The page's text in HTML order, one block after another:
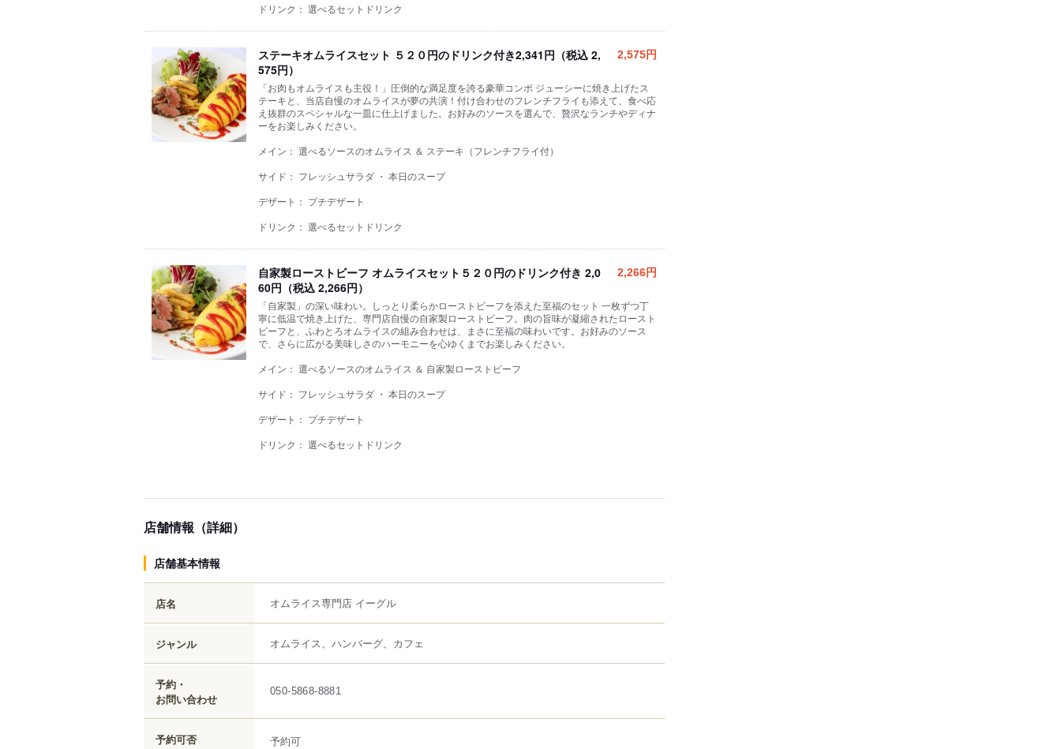
ドリンク： 選べるセットドリンク
ステーキオムライスセット ５２０円のドリンク付き2,341円（税込 2,
575円）
2,575円
「お肉もオムライスも主役！」圧倒的な満足度を誇る豪華コンボ ジューシーに焼き上げたス
テーキと、当店自慢のオムライスが夢の共演！付け合わせのフレンチフライも添えて、食べ応
え抜群のスペシャルな一皿に仕上げました。お好みのソースを選んで、贅沢なランチやディナ
ーをお楽しみください。
メイン： 選べるソースのオムライス ＆ ステーキ（フレンチフライ付）
サイド： フレッシュサラダ ・ 本日のスープ
デザート： プチデザート
ドリンク： 選べるセットドリンク
自家製ローストビーフ オムライスセット５２０円のドリンク付き 2,0
60円（税込 2,266円）
2,266円
「自家製」の深い味わい。しっとり柔らかローストビーフを添えた至福のセット 一枚ずつ丁
寧に低温で焼き上げた、専門店自慢の自家製ローストビーフ。肉の旨味が凝縮されたロースト
ビーフと、ふわとろオムライスの組み合わせは、まさに至福の味わいです。お好みのソース
で、さらに広がる美味しさのハーモニーを心ゆくまでお楽しみください。
メイン： 選べるソースのオムライス ＆ 自家製ローストビーフ
サイド： フレッシュサラダ ・ 本日のスープ
デザート： プチデザート
ドリンク： 選べるセットドリンク
店舗情報（詳細）
店舗基本情報
店名 オムライス専門店 イーグル
ジャンル オムライス、ハンバーグ、カフェ
予約・
お問い合わせ
050-5868-8881
予約可否 予約可